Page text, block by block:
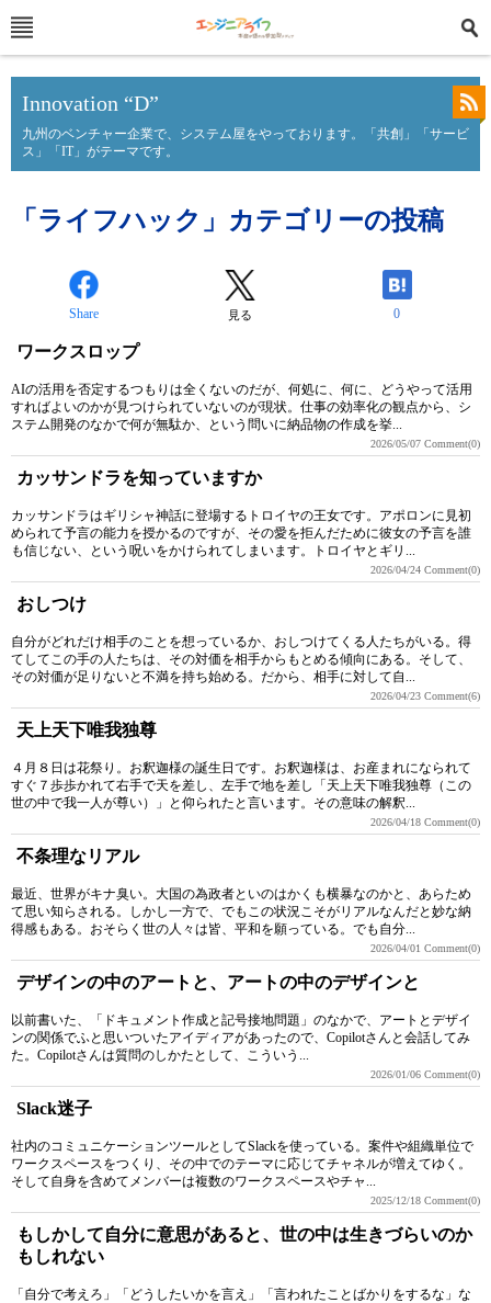
Innovation “D”
九州のベンチャー企業で、システム屋をやっております。「共創」「サービ
ス」「IT」がテーマです。
「ライフハック」カテゴリーの投稿
Share 見る 0
ワークスロップ
AIの活用を否定するつもりは全くないのだが、何処に、何に、どうやって活用
すればよいのかが見つけられていないのが現状。仕事の効率化の観点から、シ
ステム開発のなかで何が無駄か、という問いに納品物の作成を挙...
2026/05/07 Comment(0)
カッサンドラを知っていますか
カッサンドラはギリシャ神話に登場するトロイヤの王女です。アポロンに見初
められて予言の能力を授かるのですが、その愛を拒んだために彼女の予言を誰
も信じない、という呪いをかけられてしまいます。トロイヤとギリ...
2026/04/24 Comment(0)
おしつけ
自分がどれだけ相手のことを想っているか、おしつけてくる人たちがいる。得
てしてこの手の人たちは、その対価を相手からもとめる傾向にある。そして、
その対価が足りないと不満を持ち始める。だから、相手に対して自...
2026/04/23 Comment(6)
天上天下唯我独尊
４月８日は花祭り。お釈迦様の誕生日です。お釈迦様は、お産まれになられて
すぐ７歩歩かれて右手で天を差し、左手で地を差し「天上天下唯我独尊（この
世の中で我一人が尊い）」と仰られたと言います。その意味の解釈...
2026/04/18 Comment(0)
不条理なリアル
最近、世界がキナ臭い。大国の為政者といのはかくも横暴なのかと、あらため
て思い知らされる。しかし一方で、でもこの状況こそがリアルなんだと妙な納
得感もある。おそらく世の人々は皆、平和を願っている。でも自分...
2026/04/01 Comment(0)
デザインの中のアートと、アートの中のデザインと
以前書いた、「ドキュメント作成と記号接地問題」のなかで、アートとデザイ
ンの関係でふと思いついたアイディアがあったので、Copilotさんと会話してみ
た。Copilotさんは質問のしかたとして、こういう...
2026/01/06 Comment(0)
Slack迷子
社内のコミュニケーションツールとしてSlackを使っている。案件や組織単位で
ワークスペースをつくり、その中でのテーマに応じてチャネルが増えてゆく。
そして自身を含めてメンバーは複数のワークスペースやチャ...
2025/12/18 Comment(0)
もしかして自分に意思があると、世の中は生きづらいのか
もしれない
「自分で考えろ」「どうしたいかを言え」「言われたことばかりをするな」な